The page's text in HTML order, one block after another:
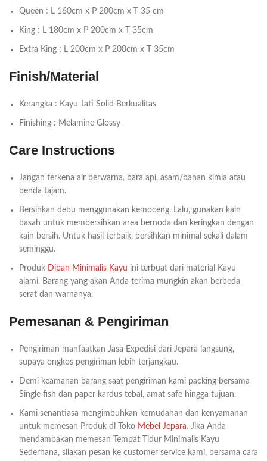
Queen : L 160cm x P 200cm x T 35 cm
King : L 180cm x P 200cm x T 35cm
Extra King : L 200cm x P 200cm x T 35cm
Finish/Material
Kerangka : Kayu Jati Solid Berkualitas
Finishing : Melamine Glossy
Care Instructions
Jangan terkena air berwarna, bara api, asam/bahan kimia atau
benda tajam.
Bersihkan debu menggunakan kemoceng. Lalu, gunakan kain
basah untuk membersihkan area bernoda dan keringkan dengan
kain bersih. Untuk hasil terbaik, bersihkan minimal sekali dalam
seminggu.
Produk Dipan Minimalis Kayu ini terbuat dari material Kayu
alami. Barang yang akan Anda terima mungkin akan berbeda
serat dan warnanya.
Pemesanan & Pengiriman
Pengiriman manfaatkan Jasa Expedisi dari Jepara langsung,
supaya ongkos pengiriman lebih terjangkau.
Demi keamanan barang saat pengiriman kami packing bersama
Single fish dan paper kardus tebal, amat safe hingga tujuan.
Kami senantiasa mengimbuhkan kemudahan dan kenyamanan
untuk memesan Produk di Toko Mebel Jepara. Jika Anda
mendambakan memesan Tempat Tidur Minimalis Kayu
Sederhana, silakan pesan ke customer service kami, bersama cara